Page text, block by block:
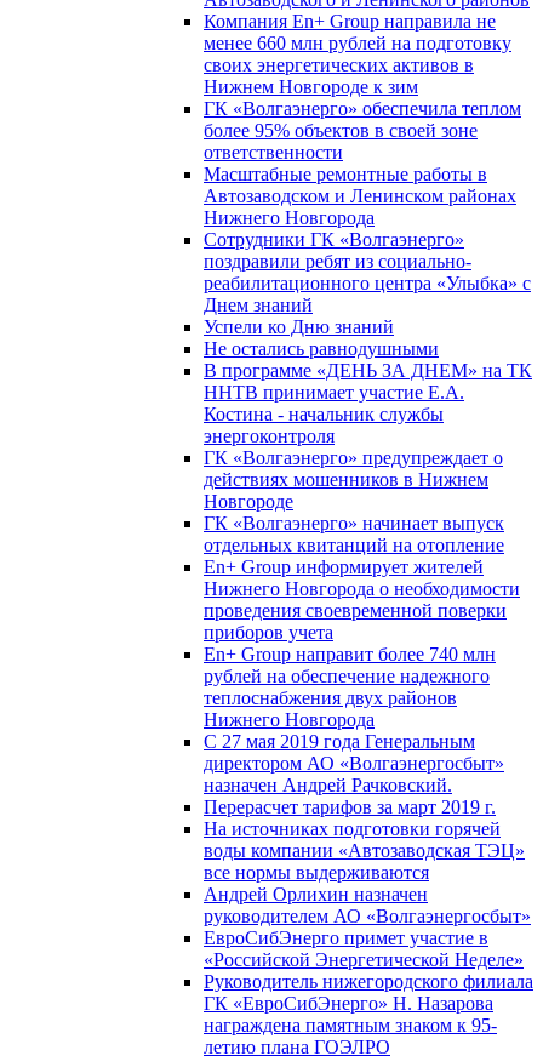
Компания En+ Group направила не
менее 660 млн рублей на подготовку
своих энергетических активов в
Нижнем Новгороде к зим
ГК «Волгаэнерго» обеспечила теплом
более 95% объектов в своей зоне
ответственности
Масштабные ремонтные работы в
Автозаводском и Ленинском районах
Нижнего Новгорода
Сотрудники ГК «Волгаэнерго»
поздравили ребят из социально-
реабилитационного центра «Улыбка» с
Днем знаний
Успели ко Дню знаний
Не остались равнодушными
В программе «ДЕНЬ ЗА ДНЕМ» на ТК
ННТВ принимает участие Е.А.
Костина - начальник службы
энергоконтроля
ГК «Волгаэнерго» предупреждает о
действиях мошенников в Нижнем
Новгороде
ГК «Волгаэнерго» начинает выпуск
отдельных квитанций на отопление
En+ Group информирует жителей
Нижнего Новгорода о необходимости
проведения своевременной поверки
приборов учета
En+ Group направит более 740 млн
рублей на обеспечение надежного
теплоснабжения двух районов
Нижнего Новгорода
С 27 мая 2019 года Генеральным
директором АО «Волгаэнергосбыт»
назначен Андрей Рачковский.
Перерасчет тарифов за март 2019 г.
На источниках подготовки горячей
воды компании «Автозаводская ТЭЦ»
все нормы выдерживаются
Андрей Орлихин назначен
руководителем АО «Волгаэнергосбыт»
ЕвроСибЭнерго примет участие в
«Российской Энергетической Неделе»
Руководитель нижегородского филиала
ГК «ЕвроСибЭнерго» Н. Назарова
награждена памятным знаком к 95-
летию плана ГОЭЛРО